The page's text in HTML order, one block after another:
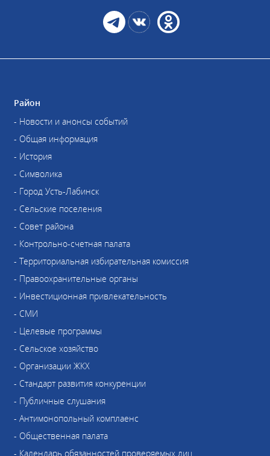
Район
- Новости и анонсы событий
- Общая информация
- История
- Символика
- Город Усть-Лабинск
- Сельские поселения
- Совет района
- Контрольно-счетная палата
- Территориальная избирательная комиссия
- Правоохранительные органы
- Инвестиционная привлекательность
- СМИ
- Целевые программы
- Сельское хозяйство
- Организации ЖКХ
- Стандарт развития конкуренции
- Публичные слушания
- Антимонопольный комплаенс
- Общественная палата
- Календарь обязанностей проверяемых лиц